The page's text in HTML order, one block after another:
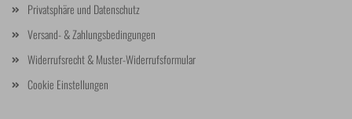
Privatsphäre und Datenschutz
Versand- & Zahlungsbedingungen
Widerrufsrecht & Muster-Widerrufsformular
Cookie Einstellungen